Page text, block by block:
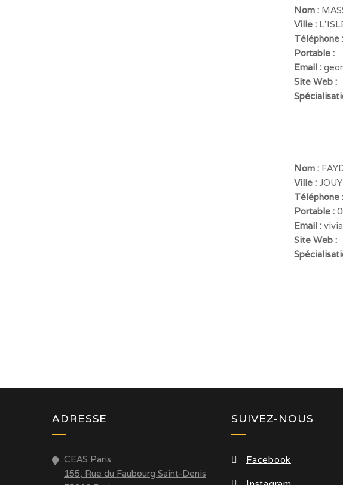
Nom :
Ville :
Téléphone :
Portable :
Email :
Site Web :
Nom :
Ville :
Téléphone :
Portable :
Email :
Site Web :
ADRESSE
CEAS Paris
155, Rue du Faubourg Saint-Denis
SUIVEZ-NOUS
Facebook